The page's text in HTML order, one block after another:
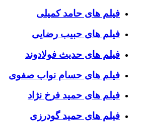
فیلم های حامد کمیلی
فیلم های حبیب رضایی
فیلم های حدیث فولادوند
فیلم های حسام نواب صفوی
فیلم های حمید فرخ نژاد
فیلم های حمید گودرزی